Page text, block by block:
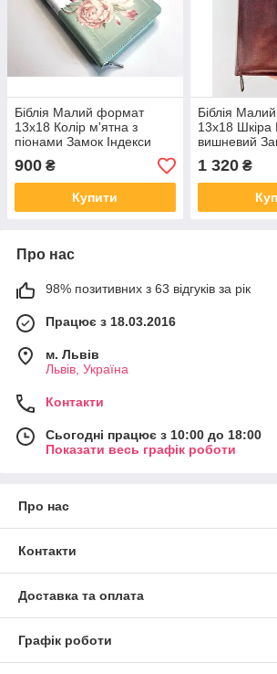
Біблія Малий формат
13х18 Колір м'ятна з
піонами Замок Індекси
зелений зріз
900 ₴
Купити
Біблія
13х18 Шкіра
вишневий
Золотий зріз
1 320₴
Про нас
98% позитивних з 63 відгуків за рік
Працює з 18.03.2016
м. Львів
Львів, Україна
Контакти
Сьогодні працює з 10:00 до 18:00
Показати весь графік роботи
Про нас
Контакти
Доставка та оплата
Графік роботи